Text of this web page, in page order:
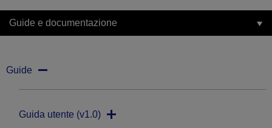
Guide e documentazione
Guide
Guida utente (v1.0)